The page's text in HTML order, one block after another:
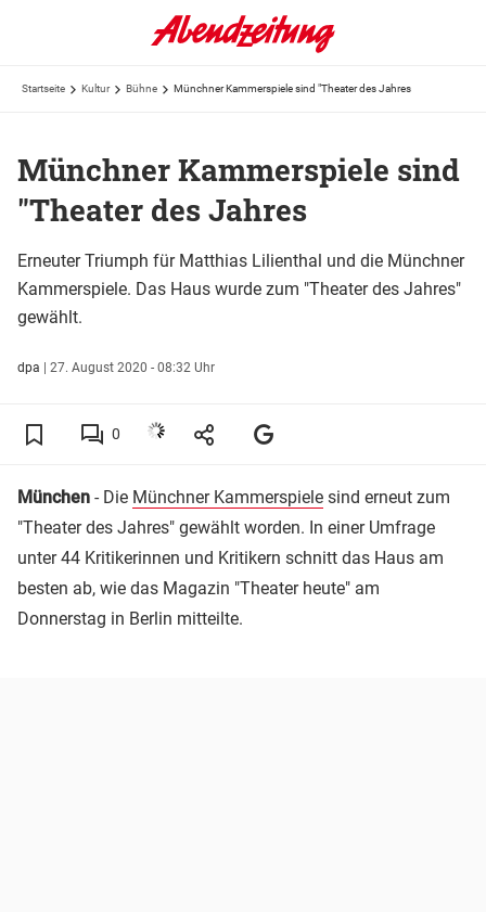
Startseite Kultur Bühne Münchner Kammerspiele sind "Theater des Jahres
Münchner Kammerspiele sind
"Theater des Jahres
Erneuter Triumph für Matthias Lilienthal und die Münchner
Kammerspiele. Das Haus wurde zum "Theater des Jahres"
gewählt.
dpa | 27. August 2020 - 08:32 Uhr
0
München - Die Münchner Kammerspiele sind erneut zum
"Theater des Jahres" gewählt worden. In einer Umfrage
unter 44 Kritikerinnen und Kritikern schnitt das Haus am
besten ab, wie das Magazin "Theater heute" am
Donnerstag in Berlin mitteilte.